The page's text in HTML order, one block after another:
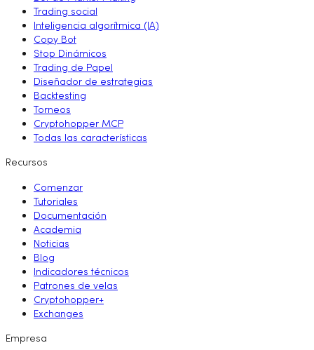
Trading social
Inteligencia algorítmica (IA)
Copy Bot
Stop Dinámicos
Trading de Papel
Diseñador de estrategias
Backtesting
Torneos
Cryptohopper MCP
Todas las características
Recursos
Comenzar
Tutoriales
Documentación
Academia
Noticias
Blog
Indicadores técnicos
Patrones de velas
Cryptohopper+
Exchanges
Empresa